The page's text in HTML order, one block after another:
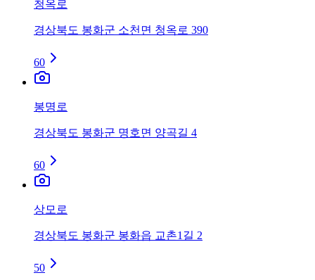
청옥로
경상북도 봉화군 소천면 청옥로 390
60
봉명로
경상북도 봉화군 명호면 양곡길 4
60
상모로
경상북도 봉화군 봉화읍 교촌1길 2
50